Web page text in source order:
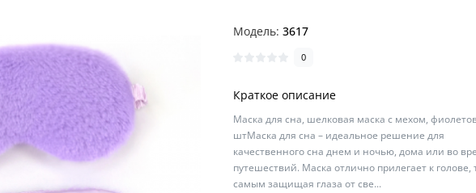
Модель:3617
0
Краткое описание
Маска для сна, шелковая маска с мехом,
штМаска для сна – идеальное решение для
качественного сна днем и ночью, дома или во
путешествий. Маска отлично прилегает к голове,
самым защищая глаза от све...